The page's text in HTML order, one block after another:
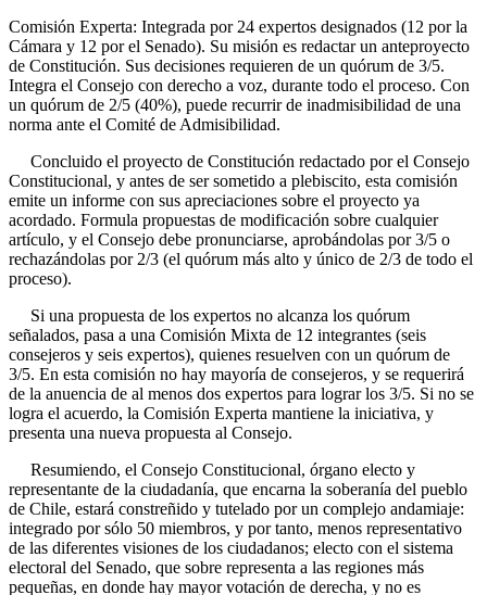
Comisión Experta: Integrada por 24 expertos designados (12 por la
Cámara y 12 por el Senado). Su misión es redactar un anteproyecto
de Constitución. Sus decisiones requieren de un quórum de 3/5.
Integra el Consejo con derecho a voz, durante todo el proceso. Con
un quórum de 2/5 (40%), puede recurrir de inadmisibilidad de una
norma ante el Comité de Admisibilidad.
Concluido el proyecto de Constitución redactado por el Consejo
Constitucional, y antes de ser sometido a plebiscito, esta comisión
emite un informe con sus apreciaciones sobre el proyecto ya
acordado. Formula propuestas de modificación sobre cualquier
artículo, y el Consejo debe pronunciarse, aprobándolas por 3/5 o
rechazándolas por 2/3 (el quórum más alto y único de 2/3 de todo el
proceso).
Si una propuesta de los expertos no alcanza los quórum
señalados, pasa a una Comisión Mixta de 12 integrantes (seis
consejeros y seis expertos), quienes resuelven con un quórum de
3/5. En esta comisión no hay mayoría de consejeros, y se requerirá
de la anuencia de al menos dos expertos para lograr los 3/5. Si no se
logra el acuerdo, la Comisión Experta mantiene la iniciativa, y
presenta una nueva propuesta al Consejo.
Resumiendo, el Consejo Constitucional, órgano electo y
representante de la ciudadanía, que encarna la soberanía del pueblo
de Chile, estará constreñido y tutelado por un complejo andamiaje:
integrado por sólo 50 miembros, y por tanto, menos representativo
de las diferentes visiones de los ciudadanos; electo con el sistema
electoral del Senado, que sobre representa a las regiones más
pequeñas, en donde hay mayor votación de derecha, y no es